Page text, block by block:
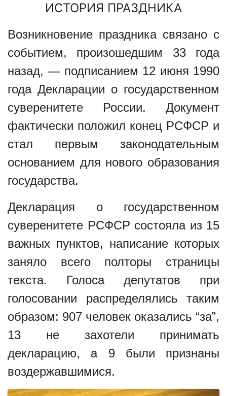
ИСТОРИЯ ПРАЗДНИКА
Возникновение праздника связано с
событием, произошедшим 33 года
назад, — подписанием 12 июня 1990
года Декларации о государственном
суверенитете России. Документ
фактически положил конец РСФСР и
стал первым законодательным
основанием для нового образования
государства.
Декларация о государственном
суверенитете РСФСР состояла из 15
важных пунктов, написание которых
заняло всего полторы страницы
текста. Голоса депутатов при
голосовании распределялись таким
образом: 907 человек оказались “за”,
13 не захотели принимать
декларацию, а 9 были признаны
воздержавшимися.